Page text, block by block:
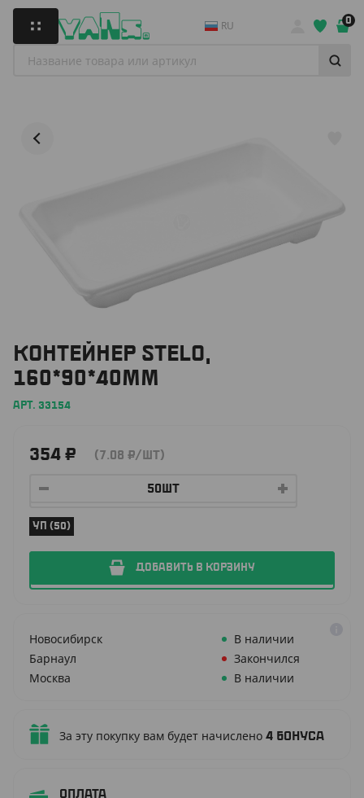
RU 0
КОНТЕЙНЕР STELO,
160*90*40ММ
АРТ. 33154
354 ₽ (7.08 ₽/ШТ)
УП (50)
ДОБАВИТЬ В КОРЗИНУ
Новосибирск
В наличии
Барнаул
Закончился
Москва
В наличии
За эту покупку вам будет начислено 4 бонуса
Оплата